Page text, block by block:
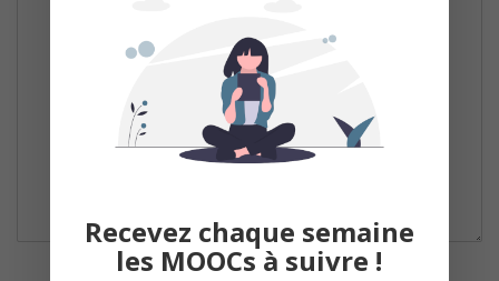
Recevez chaque semaine
les MOOCs à suivre !